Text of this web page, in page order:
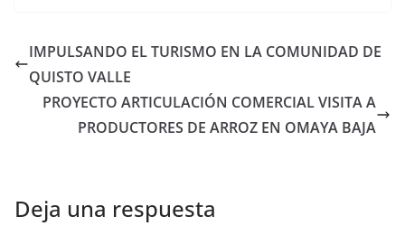
IMPULSANDO EL TURISMO EN LA COMUNIDAD DE
QUISTO VALLE
PROYECTO ARTICULACIÓN COMERCIAL VISITA A
PRODUCTORES DE ARROZ EN OMAYA BAJA
Deja una respuesta